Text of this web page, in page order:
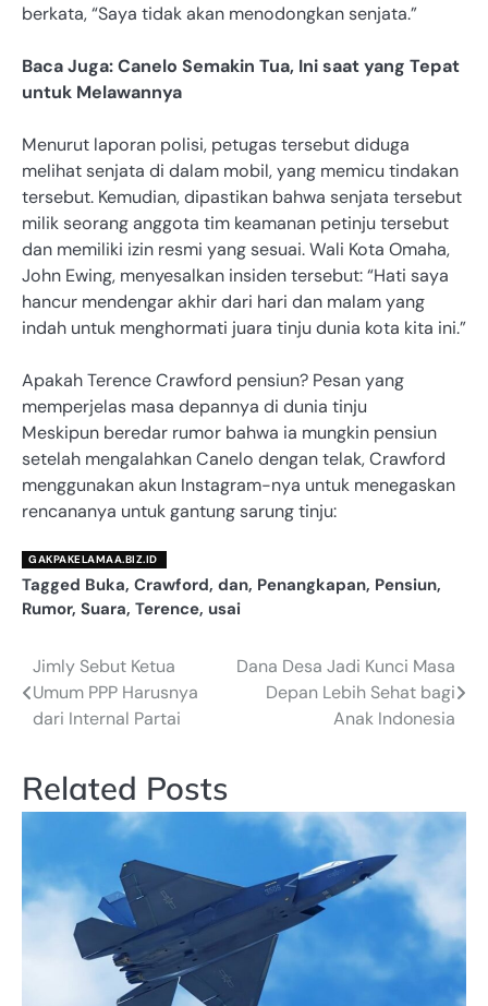
berkata, “Saya tidak akan menodongkan senjata.”
Baca Juga: Canelo Semakin Tua, Ini saat yang Tepat
untuk Melawannya
Menurut laporan polisi, petugas tersebut diduga
melihat senjata di dalam mobil, yang memicu tindakan
tersebut. Kemudian, dipastikan bahwa senjata tersebut
milik seorang anggota tim keamanan petinju tersebut
dan memiliki izin resmi yang sesuai. Wali Kota Omaha,
John Ewing, menyesalkan insiden tersebut: “Hati saya
hancur mendengar akhir dari hari dan malam yang
indah untuk menghormati juara tinju dunia kota kita ini.”
Apakah Terence Crawford pensiun? Pesan yang
memperjelas masa depannya di dunia tinju
Meskipun beredar rumor bahwa ia mungkin pensiun
setelah mengalahkan Canelo dengan telak, Crawford
menggunakan akun Instagram-nya untuk menegaskan
rencananya untuk gantung sarung tinju:
GAKPAKELAMAA.BIZ.ID
Tagged Buka, Crawford, dan, Penangkapan, Pensiun,
Rumor, Suara, Terence, usai
Navigasi
pos
Jimly Sebut Ketua
Umum PPP Harusnya
dari Internal Partai
Dana Desa Jadi Kunci Masa
Depan Lebih Sehat bagi
Anak Indonesia
Related Posts